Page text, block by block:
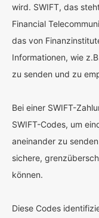
wird. SWIFT, das
Financial
das von
Informationen, wie
zu senden und zu
Bei einer SWIFT-
SWIFT-Codes, um
aneinander zu
sichere,
können.
Diese Codes